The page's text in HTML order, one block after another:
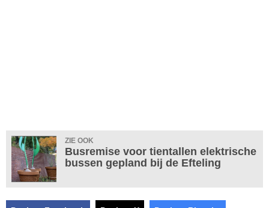
ZIE OOK
Busremise voor tientallen elektrische
bussen gepland bij de Efteling